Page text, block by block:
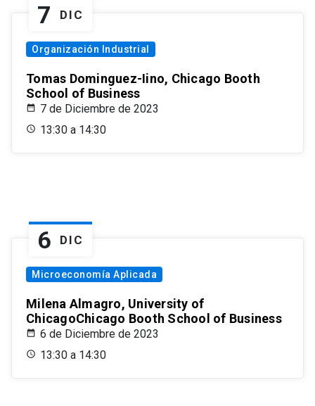
7 DIC
Organización Industrial
Tomas Dominguez-Iino, Chicago Booth
School of Business
7 de Diciembre de 2023
13:30 a 14:30
6 DIC
Microeconomía Aplicada
Milena Almagro, University of
ChicagoChicago Booth School of Business
6 de Diciembre de 2023
13:30 a 14:30